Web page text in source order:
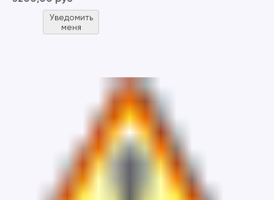
Уведомить
меня